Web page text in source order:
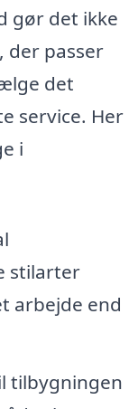
gør det ikke
der passer
det
service. Her
i
stilarter
arbejde end
tilbygningen